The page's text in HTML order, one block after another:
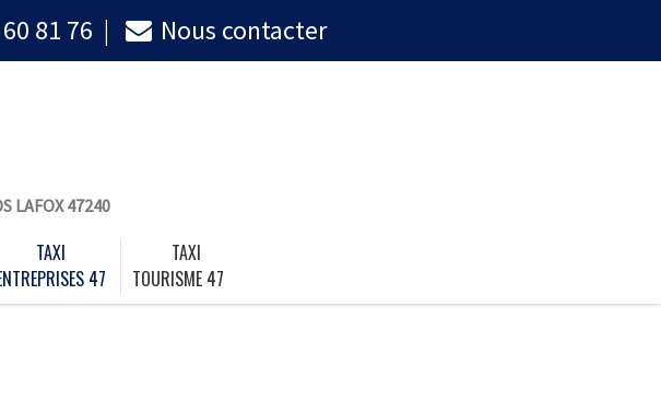
81 76 Nous contacter
47240
TAXI
47
TAXI
TOURISME 47